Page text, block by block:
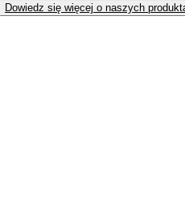
Dowiedz się więcej o naszych